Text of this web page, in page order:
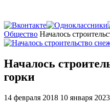
Главная
Общество Началось
Началось
горки
14 февраля 2018 10 января 2023